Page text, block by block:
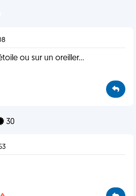
ou sur un oreiller...
30